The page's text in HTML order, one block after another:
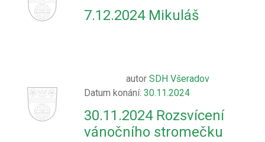
7.12.2024 Mikuláš
autor SDH Všeradov
Datum konání: 30.11.2024
30.11.2024 Rozsvícení
vánočního stromečku